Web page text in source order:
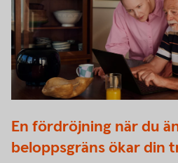
En fördröjning när du
beloppsgräns ökar din